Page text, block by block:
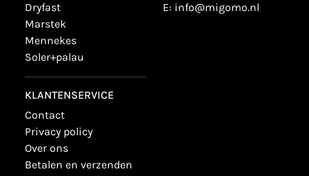
dryfast
marstek
mennekes
soler+palau
KLANTENSERVICE
contact
privacy policy
over ons
betalen en verzenden
E: info@migomo.nl